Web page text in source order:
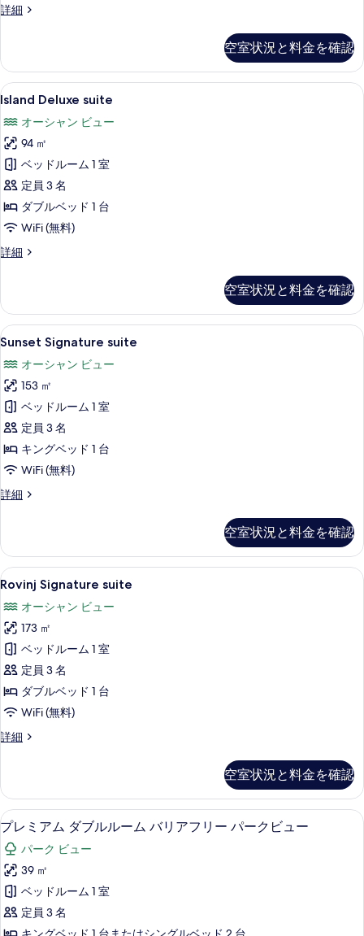
写
表
示
す
る
詳細
Horizon
詳
細
空室状況と料金を確認
Island
Deluxe
suite
の
す
べ
て
の
写
表
示
す
る
Island Deluxe suite | ミニバー、セー
14
Island Deluxe suite
オーシャン ビュー
94 ㎡
ベッドルーム 1 室
定員 3 名
ダブルベッド 1 台
WiFi (無料)
詳細
Island
詳
細
空室状況と料金を確認
Sunset
Signature
suite
の
す
べ
て
の
写
表
示
す
る
Sunset Signature suite | バルコニー
16
Sunset Signature suite
オーシャン ビュー
153 ㎡
ベッドルーム 1 室
定員 3 名
キングベッド 1 台
WiFi (無料)
詳細
Sunset
詳
細
空室状況と料金を確認
Rovinj
Signature
suite
の
す
べ
て
の
写
表
示
す
る
Rovinj Signature suite | ビーチ / オー
19
Rovinj Signature suite
オーシャン ビュー
173 ㎡
ベッドルーム 1 室
定員 3 名
ダブルベッド 1 台
WiFi (無料)
詳細
Rovinj
詳
細
空室状況と料金を確認
プ
レ
ミ
ア
ム
ダ
ミニバー、セーフティボックス (室内
7
プレミアム ダブルルーム バリアフリー パークビュー
パーク ビュー
39 ㎡
ベッドルーム 1 室
定員 3 名